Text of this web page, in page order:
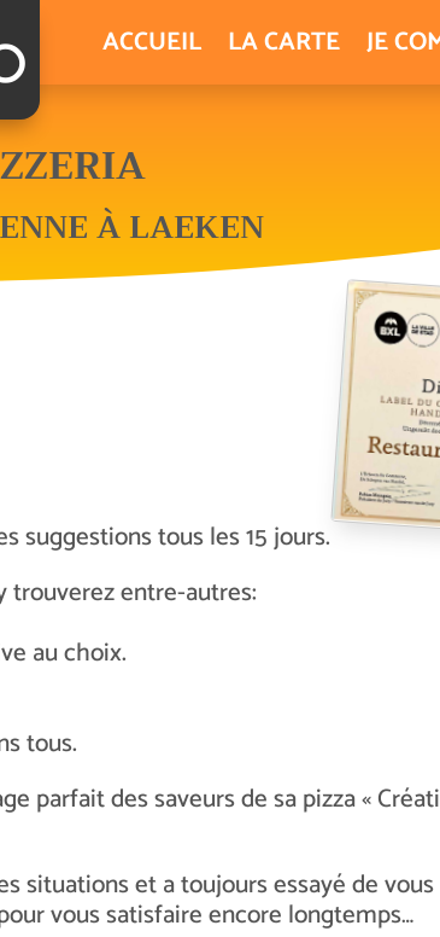
ACCUEIL LA CARTE JE
À LAEKEN
suggestions tous les 15 jours.
trouverez entre-autres:
au choix.
tous.
parfait des saveurs de sa pizza «
situations et a toujours essayé de vous
vous satisfaire encore longtemps…